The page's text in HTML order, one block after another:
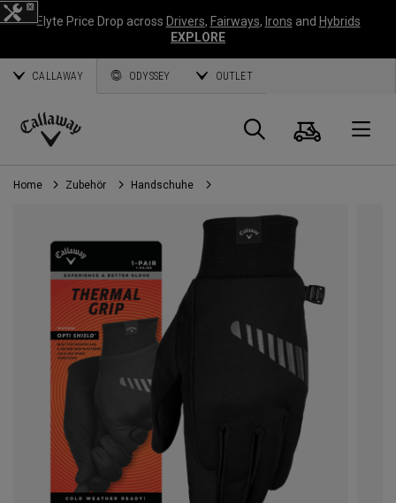
Elyte Price Drop across Drivers, Fairways, Irons and Hybrids
EXPLORE
CALLAWAY ODYSSEY OUTLET
Callaway
Golf
Suche
Home Zubehör Handschuhe